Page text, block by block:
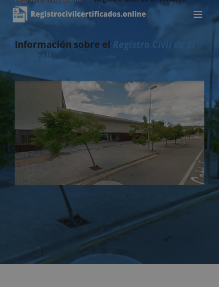
Información sobre el
Registro Civil de El
Vendrell